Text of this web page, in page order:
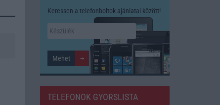
Keressen a telefonboltok ajánlatai között!
TELEFONOK GYORSLISTA